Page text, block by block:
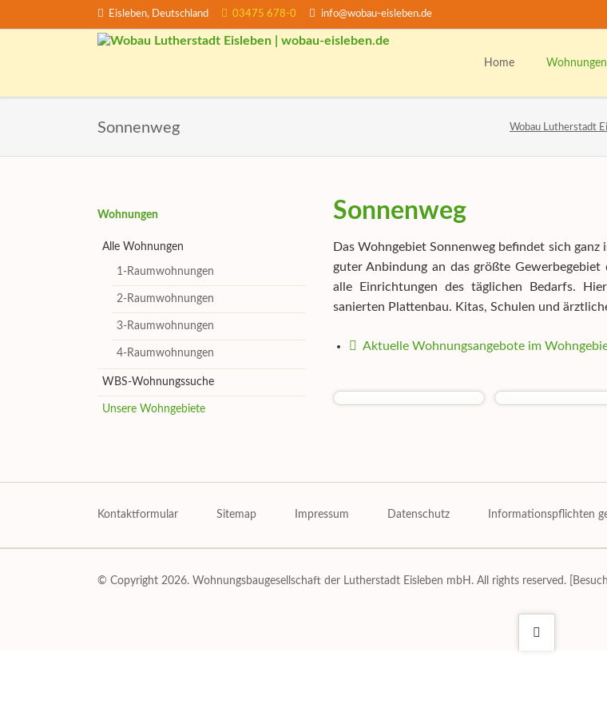
Eisleben, Deutschland 03475 678-0 info@wobau-eisleben.de
Home Wohnungen
1-
2-
Unsere
Sonnenweg Wobau Lutherstadt
Sonnenweg
Das Wohngebiet Sonnenweg befindet sich
guter Anbindung an das größte
alle Einrichtungen des täglichen Bedarfs.
sanierten Plattenbau. Kitas, Schulen und
Aktuelle Wohnungsangebote im
Navigation
Wohnungen
Alle Wohnungen
1-Raumwohnungen
2-Raumwohnungen
3-Raumwohnungen
4-Raumwohnungen
WBS-Wohnungssuche
Unsere Wohngebiete
überspringen
Kontaktformular Sitemap Impressum Datenschutz Informationspflichten
© Copyright 2026. Wohnungsbaugesellschaft der Lutherstadt Eisleben mbH. All rights reserved.